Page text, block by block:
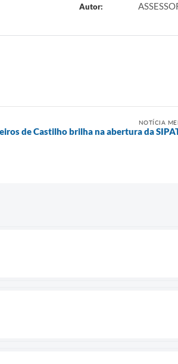
Autor:
NOTÍCIA
de Castilho brilha na abertura da